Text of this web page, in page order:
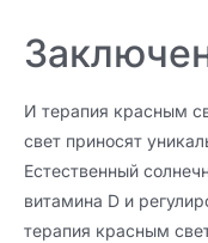
И терапия красным
свет приносят
Естественный
витамина D и
терапия красным